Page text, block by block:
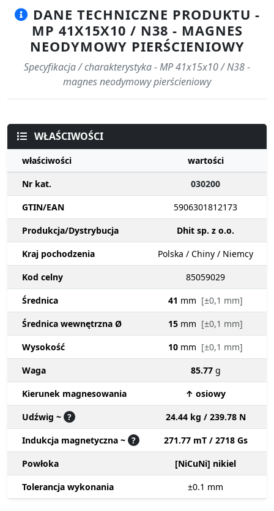
DANE TECHNICZNE PRODUKTU -
MP 41X15X10 / N38 - MAGNES
NEODYMOWY PIERŚCIENIOWY
Specyfikacja / charakterystyka - MP 41x15x10 / N38 -
magnes neodymowy pierścieniowy
WŁAŚCIWOŚCI
właściwości
wartości
Nr kat.
030200
GTIN/EAN
5906301812173
Produkcja/Dystrybucja
Dhit sp. z o.o.
Kraj pochodzenia
Polska / Chiny / Niemcy
Kod celny
85059029
Średnica
41 mm [±0,1 mm]
Średnica wewnętrzna Ø
15 mm [±0,1 mm]
Wysokość
10 mm [±0,1 mm]
Waga
85.77 g
Kierunek magnesowania
↑ osiowy
Udźwig ~ ?
24.44 kg / 239.78 N
Indukcja magnetyczna ~ ?
271.77 mT / 2718 Gs
Powłoka
[NiCuNi] nikiel
Tolerancja wykonania
±0.1 mm